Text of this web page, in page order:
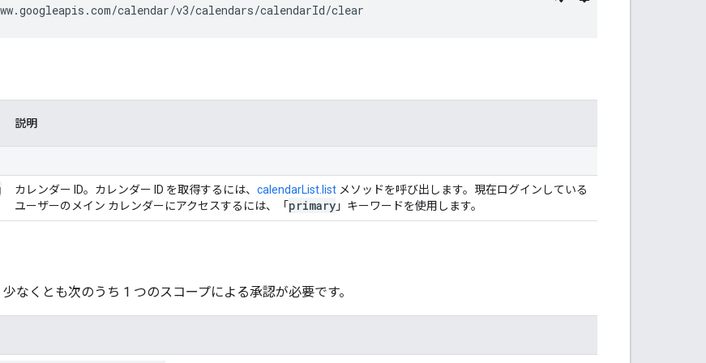
calendar/v3/calendars/calendarId/clear
説明
カレンダー ID。カレンダー ID を取得するには、 calendarList.list メソッドを呼び出します。現在ログインしている
ユーザーのメイン カレンダーにアクセスするには、「 primary 」キーワードを使用します。
少なくとも次のうち 1 つのスコープによる承認が必要です。